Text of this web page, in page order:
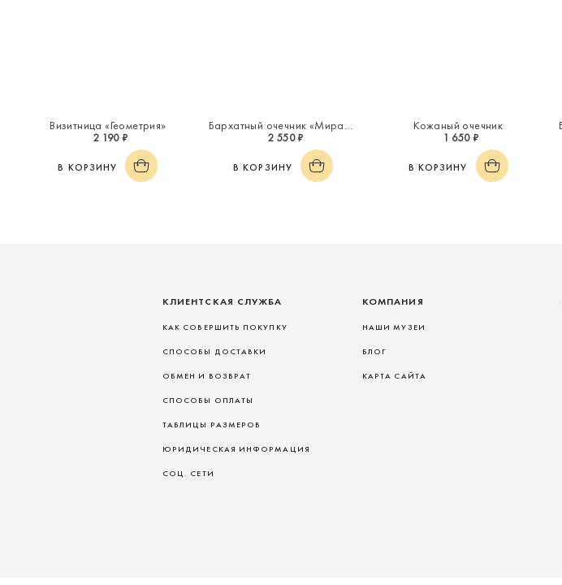
Визитница «Геометрия»
2 190 ₽
В КОРЗИНУ
Бархатный очечник «Миражи»
2 550 ₽
В КОРЗИНУ
Кожаный очечник
1 650 ₽
В КОРЗИНУ
КЛИЕНТСКАЯ СЛУЖБА
КАК СОВЕРШИТЬ ПОКУПКУ
СПОСОБЫ ДОСТАВКИ
ОБМЕН И ВОЗВРАТ
СПОСОБЫ ОПЛАТЫ
ТАБЛИЦЫ РАЗМЕРОВ
ЮРИДИЧЕСКАЯ ИНФОРМАЦИЯ
СОЦ. СЕТИ
КОМПАНИЯ
НАШИ МУЗЕИ
БЛОГ
КАРТА САЙТА